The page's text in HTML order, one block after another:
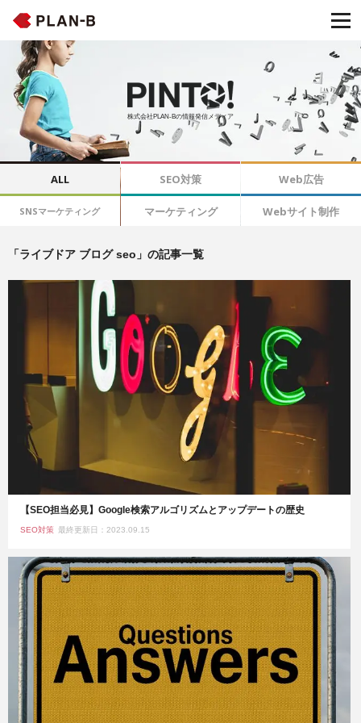
株式会社PLAN-Bの情報発信メディア
ALL SEO対策 Web広告
SNSマーケティング マーケティング Webサイト制作
「ライブドア ブログ seo」の記事一覧
【SEO担当必見】Google検索アルゴリズムとアップデートの歴史
SEO対策 最終更新日：2023.09.15